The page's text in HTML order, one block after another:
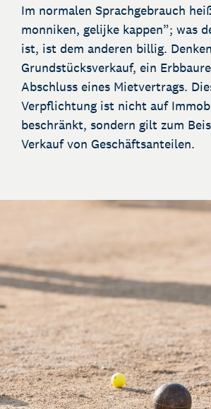
Im normalen Sprachgebrauch
monniken, gelijke kappen”; was
ist, ist dem anderen billig.
Grundstücksverkauf, ein
Abschluss eines Mietvertrags.
Verpflichtung ist nicht auf
beschränkt, sondern gilt zum
Verkauf von Geschäftsanteilen.